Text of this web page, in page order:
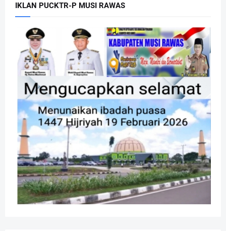
IKLAN PUCKTR-P MUSI RAWAS